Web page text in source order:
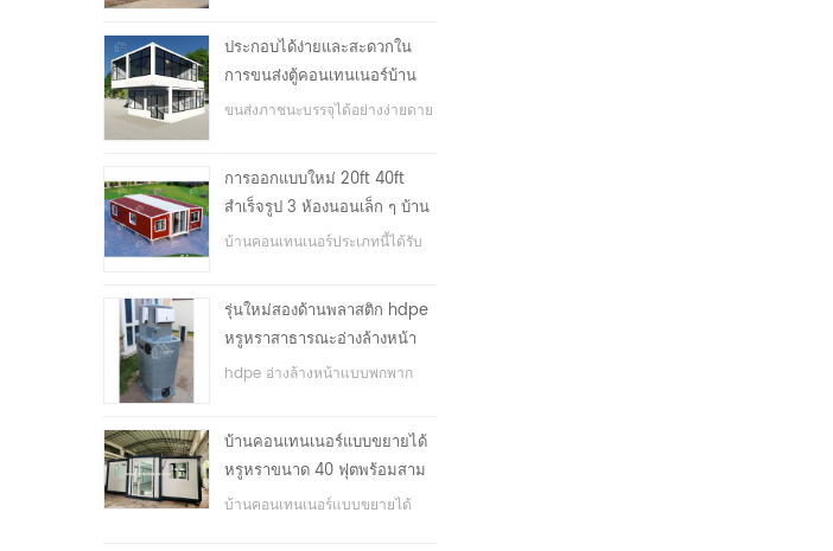
ประกอบได้ง่ายและสะดวกใน
การขนส่งตู้คอนเทนเนอร์บ้าน
ขนส่งภาชนะบรรจุได้อย่างง่ายดาย
การออกแบบใหม่ 20ft 40ft
สำเร็จรูป 3 ห้องนอนเล็ก ๆ บ้าน
ภาชนะขยาย
บ้านคอนเทนเนอร์ประเภทนี้ได้รับ
ห้องน้ำและระบบไฟฟ้า
รุ่นใหม่สองด้านพลาสติก hdpe
หรูหราสาธารณะอ่างล้างหน้า
มือ
hdpe อ่างล้างหน้าแบบพกพาก
nbsp;
บ้านคอนเทนเนอร์แบบขยายได้
หรูหราขนาด 40 ฟุตพร้อมสาม
ห้องนอน
บ้านคอนเทนเนอร์แบบขยายได้